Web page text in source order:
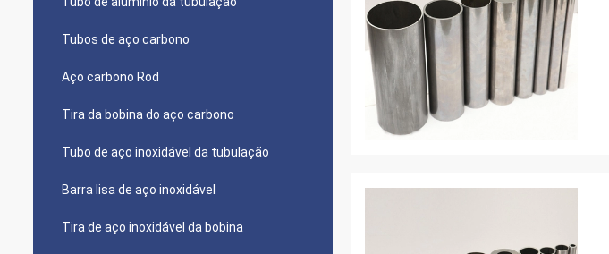
Tubos de aço carbono
Aço carbono Rod
Tira da bobina do aço carbono
Tubo de aço inoxidável da tubulação
Barra lisa de aço inoxidável
Tira de aço inoxidável da bobina